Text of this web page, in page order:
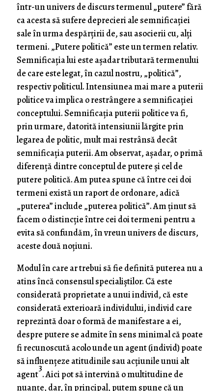
într-un univers de discurs termenul „putere” fără
ca acesta să sufere deprecieri ale semnificaţiei
sale în urma despărţirii de, sau asocierii cu, alţi
termeni. „Putere politică” este un termen relativ.
Semnificaţia lui este aşadar tributară termenului
de care este legat, în cazul nostru, „politică”,
respectiv politicul. Intensiunea mai mare a puterii
politice va implica o restrângere a semnificaţiei
conceptului. Semnificaţia puterii politice va fi,
prin urmare, datorită intensiunii lărgite prin
legarea de politic, mult mai restrânsă decât
semnificaţia puterii. Am observat, aşadar, o primă
diferenţă dintre conceptul de putere şi cel de
putere politică. Am putea spune că între cei doi
termeni există un raport de ordonare, adică
„puterea” include „puterea politică”. Am ţinut să
facem o distincţie între cei doi termeni pentru a
evita să confundăm, în vreun univers de discurs,
aceste două noţiuni.
Modul în care ar trebui să fie definită puterea nu a
atins încă consensul specialiştilor. Că este
considerată proprietate a unui individ, că este
considerată exterioară individului, individ care
reprezintă doar o formă de manifestare a ei,
despre putere se admite în sens minimal că poate
fi recunoscută acolo unde un agent (individ) poate
să influenţeze atitudinile sau acţiunile unui alt
agent
3
. Aici pot să intervină o multitudine de
nuanţe, dar, în principal, putem spune că un